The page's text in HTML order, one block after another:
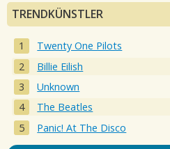
TRENDKÜNSTLER
Twenty One Pilots
Billie Eilish
Unknown
The Beatles
Panic! At The Disco